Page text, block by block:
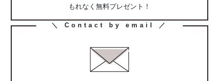
もれなく無料プレゼント！
カ
＼ Contact by email ／